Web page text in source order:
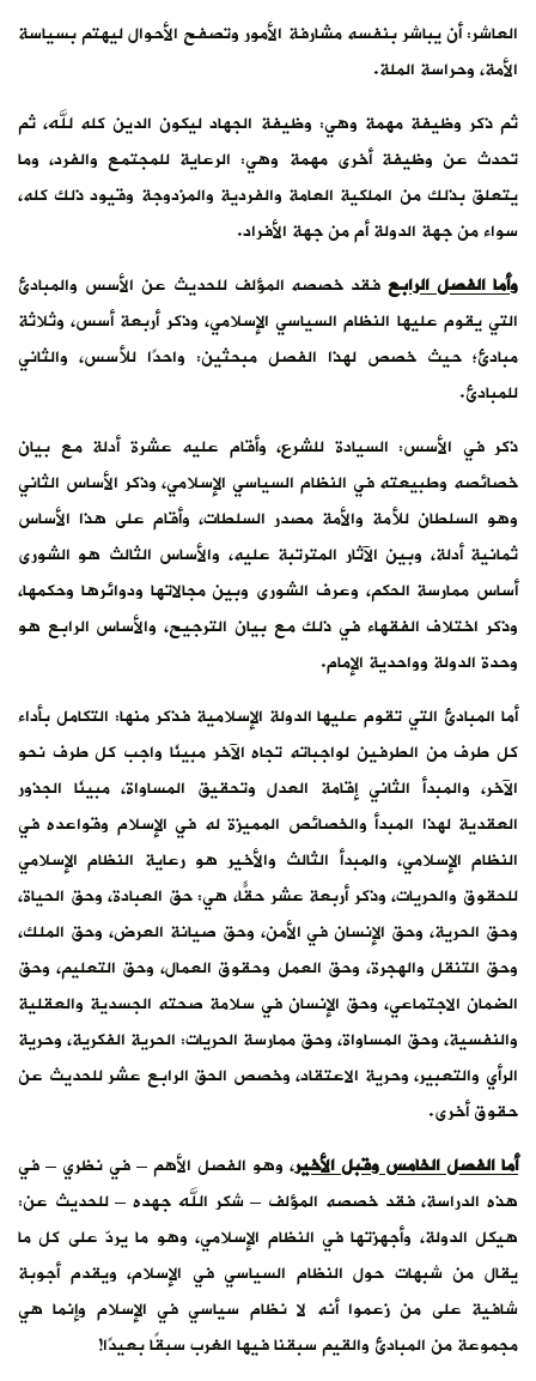
العاشر: أن يباشر بنفسه مشارفة الأمور وتصفح الأحوال ليهتم بسياسة
الأمة، وحراسة الملة.
ثم ذكر وظيفة مهمة وهي: وظيفة الجهاد ليكون الدين كله لله، ثم
تحدث عن وظيفة أخرى مهمة وهي: الرعاية للمجتمع والفرد، وما
يتعلق بذلك من الملكية العامة والفردية والمزدوجة وقيود ذلك كله،
سواء من جهة الدولة أم من جهة الأفراد.
وأما الفصل الرابعفقد خصصه المؤلف للحديث عن الأسس والمبادئ
التي يقوم عليها النظام السياسي الإسلامي، وذكر أربعة أسس، وثلاثة
مبادئ؛ حيث خصص لهذا الفصل مبحثين: واحدًا للأسس، والثاني
للمبادئ.
ذكر في الأسس: السيادة للشرع، وأقام عليه عشرة أدلة مع بيان
خصائصه وطبيعته في النظام السياسي الإسلامي، وذكر الأساس الثاني
وهو السلطان للأمة والأمة مصدر السلطات، وأقام على هذا الأساس
ثمانية أدلة، وبين الآثار المترتبة عليه، والأساس الثالث هو الشورى
أساس ممارسة الحكم، وعرف الشورى وبين مجالاتها ودوائرها وحكمها،
وذكر اختلاف الفقهاء في ذلك مع بيان الترجيح، والأساس الرابع هو
وحدة الدولة وواحدية الإمام.
أما المبادئ التي تقوم عليها الدولة الإسلامية فذكر منها: التكامل بأداء
كل طرف من الطرفين لواجباته تجاه الآخر مبينًا واجب كل طرف نحو
الآخر، والمبدأ الثاني إقامة العدل وتحقيق المساواة، مبينًا الجذور
العقدية لهذا المبدأ والخصائص المميزة له في الإسلام وقواعده في
النظام الإسلامي، والمبدأ الثالث والأخير هو رعاية النظام الإسلامي
للحقوق والحريات، وذكر أربعة عشر حقًّا، هي: حق العبادة، وحق الحياة،
وحق الحرية، وحق الإنسان في الأمن، وحق صيانة العرض، وحق الملك،
وحق التنقل والهجرة، وحق العمل وحقوق العمال، وحق التعليم، وحق
الضمان الاجتماعي، وحق الإنسان في سلامة صحته الجسدية والعقلية
والنفسية، وحق المساواة، وحق ممارسة الحريات: الحرية الفكرية، وحرية
الرأي والتعبير، وحرية الاعتقاد، وخصص الحق الرابع عشر للحديث عن
حقوق أخرى.
أما الفصل الخامس وقبل الأخير، وهو الفصل الأهم – في نظري – في
هذه الدراسة، فقد خصصه المؤلف – شكر الله جهده – للحديث عن:
هيكل الدولة، وأجهزتها في النظام الإسلامي، وهو ما يردّ على كل ما
يقال من شبهات حول النظام السياسي في الإسلام، ويقدم أجوبة
شافية على من زعموا أنه لا نظام سياسي في الإسلام وإنما هي
مجموعة من المبادئ والقيم سبقنا فيها الغرب سبقًا بعيدًا!